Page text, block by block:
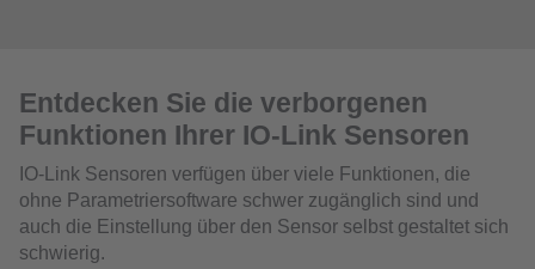
Entdecken Sie die verborgenen
Funktionen Ihrer IO-Link Sensoren
IO-Link Sensoren verfügen über viele Funktionen, die
ohne Parametriersoftware schwer zugänglich sind und
auch die Einstellung über den Sensor selbst gestaltet sich
schwierig.